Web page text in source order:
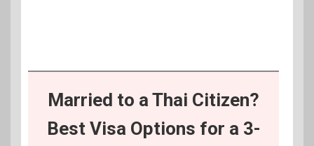
Married to a Thai Citizen?
Best Visa Options for a 3-